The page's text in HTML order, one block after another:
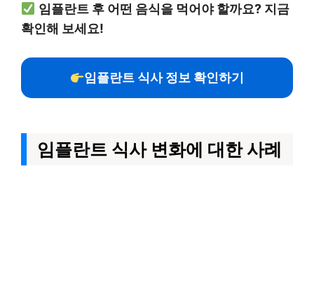
임플란트 후 어떤 음식을 먹어야 할까요? 지금
확인해 보세요!
임플란트 식사 정보 확인하기
임플란트 식사 변화에 대한 사례